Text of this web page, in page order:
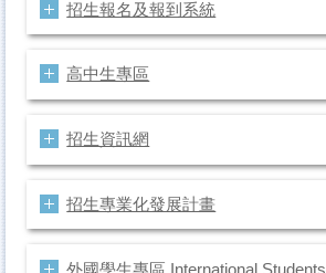
招生報名及報到系統
高中生專區
招生資訊網
招生專業化發展計畫
外國學生專區 International Students